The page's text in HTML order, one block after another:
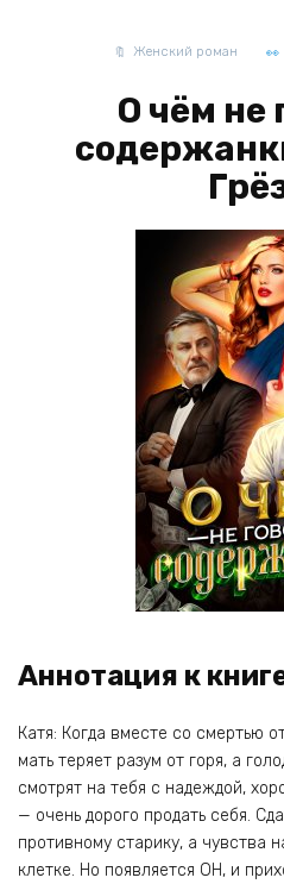
Женский роман
О чём не
Аннотация к
Катя: Когда вместе со смертью
мать теряет разум от горя, а
смотрят на тебя с надеждой,
— очень дорого продать себя.
противному старику, а чувства
клетке. Но появляется ОН, и